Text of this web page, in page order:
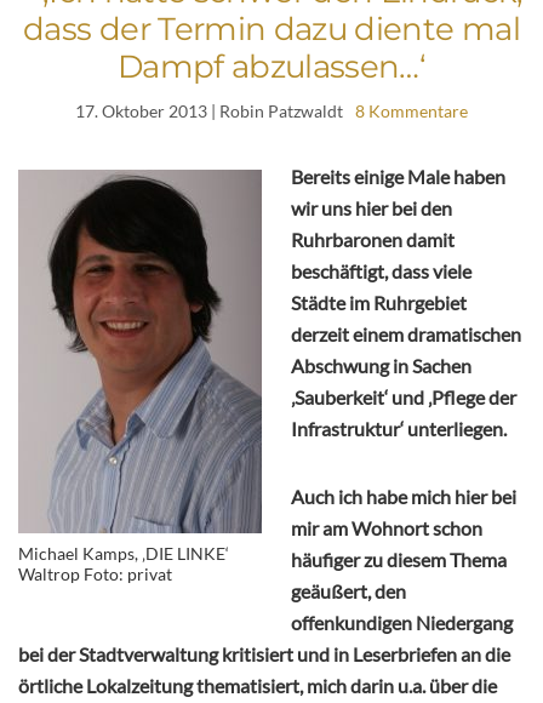
dass der Termin dazu diente mal
Dampf abzulassen…‘
17. Oktober 2013 | Robin Patzwaldt 8 Kommentare
Michael Kamps, ‚DIE LINKE‘
Waltrop Foto: privat
Bereits einige Male haben
wir uns hier bei den
Ruhrbaronen damit
beschäftigt, dass viele
Städte im Ruhrgebiet
derzeit einem dramatischen
Abschwung in Sachen
‚Sauberkeit‘ und ‚Pflege der
Infrastruktur‘ unterliegen.
Auch ich habe mich hier bei
mir am Wohnort schon
häufiger zu diesem Thema
geäußert, den
offenkundigen Niedergang
bei der Stadtverwaltung kritisiert und in Leserbriefen an die
örtliche Lokalzeitung thematisiert, mich darin u.a. über die